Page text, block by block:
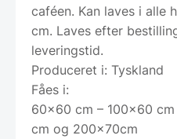
caféen. Kan laves i alle
cm. Laves efter
leveringstid.
Produceret i: Tyskland
Fåes i:
60×60 cm – 100×60
cm og 200x70cm